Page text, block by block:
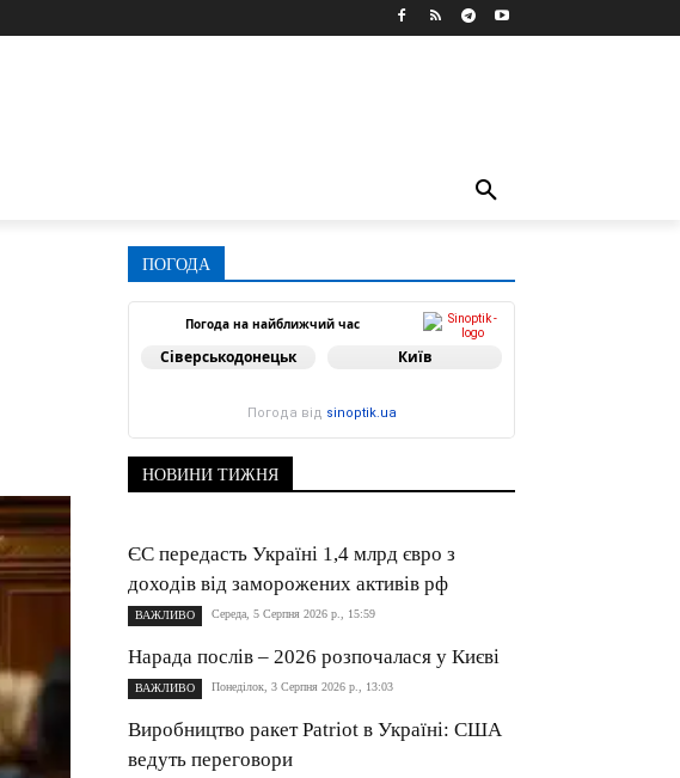
ПОГОДА
Погода на найближчий час
Сіверськодонецьк Київ
Погода від sinoptik.ua
НОВИНИ ТИЖНЯ
ЄС передасть Україні 1,4 млрд євро з
доходів від заморожених активів рф
ВАЖЛИВО Середа, 5 Серпня 2026 р., 15:59
Нарада послів – 2026 розпочалася у Києві
ВАЖЛИВО Понеділок, 3 Серпня 2026 р., 13:03
Виробництво ракет Patriot в Україні: США
ведуть переговори